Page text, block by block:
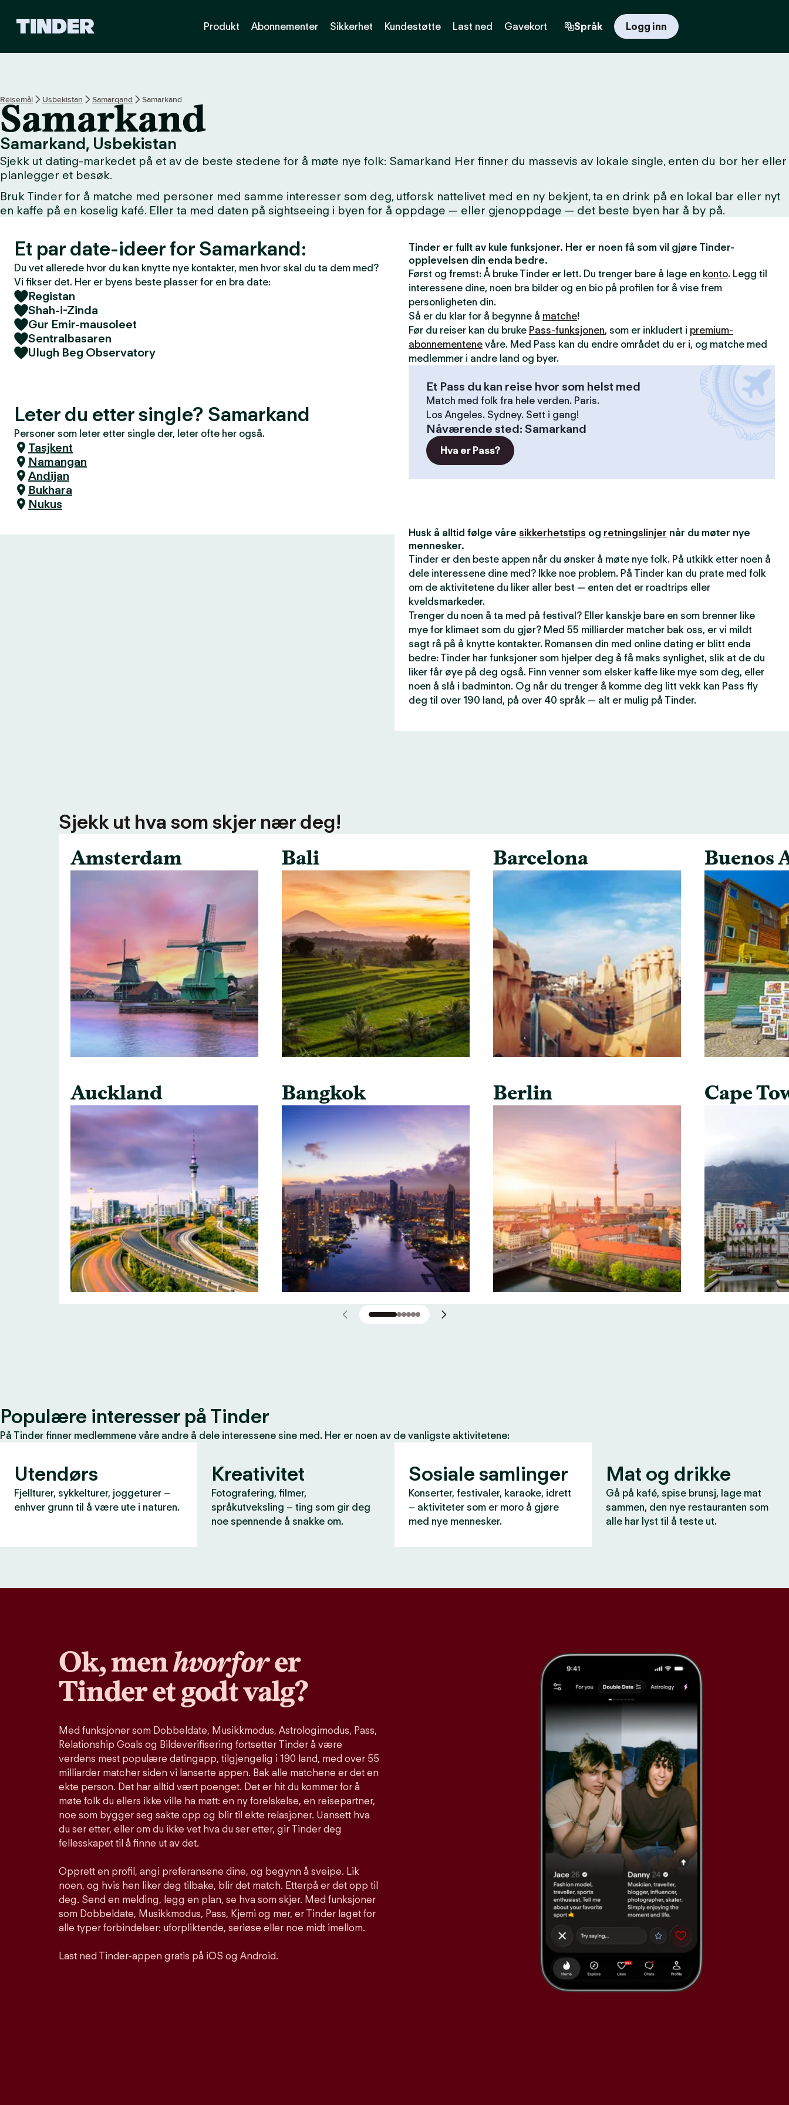
s
h
e
m
m
e
i
d
Produkt Abonnementer Sikkerhet Kundestøtte Last ned Gavekort Språk Logg inn
Reisemål Usbekistan Samarqand Samarkand
Samarkand
Samarkand, Usbekistan
Sjekk ut dating-markedet på et av de beste stedene for å møte nye folk: Samarkand Her finner du massevis av lokale single, enten du bor her eller
planlegger et besøk.
Bruk Tinder for å matche med personer med samme interesser som deg, utforsk nattelivet med en ny bekjent, ta en drink på en lokal bar eller nyt
en kaffe på en koselig kafé. Eller ta med daten på sightseeing i byen for å oppdage — eller gjenoppdage — det beste byen har å by på.
Et par date-ideer for Samarkand:
Du vet allerede hvor du kan knytte nye kontakter, men hvor skal du ta dem med?
Vi fikser det. Her er byens beste plasser for en bra date:
Registan
Shah-i-Zinda
Gur Emir-mausoleet
Sentralbasaren
Ulugh Beg Observatory
Leter du etter single? Samarkand
Personer som leter etter single der, leter ofte her også.
Tasjkent
Namangan
Andijan
Bukhara
Nukus
Tinder er fullt av kule funksjoner. Her er noen få som vil gjøre Tinder-
opplevelsen din enda bedre.
Først og fremst: Å bruke Tinder er lett. Du trenger bare å lage en konto. Legg til
interessene dine, noen bra bilder og en bio på profilen for å vise frem
personligheten din.
Så er du klar for å begynne å matche!
Før du reiser kan du bruke Pass-funksjonen, som er inkludert i premium-
abonnementene våre. Med Pass kan du endre området du er i, og matche med
medlemmer i andre land og byer.
Et Pass du kan reise hvor som helst med
Match med folk fra hele verden. Paris.
Los Angeles. Sydney. Sett i gang!
Nåværende sted: Samarkand
Hva er Pass?
Husk å alltid følge våre sikkerhetstips og retningslinjer når du møter nye
mennesker.
Tinder er den beste appen når du ønsker å møte nye folk. På utkikk etter noen å
dele interessene dine med? Ikke noe problem. På Tinder kan du prate med folk
om de aktivitetene du liker aller best — enten det er roadtrips eller
kveldsmarkeder.
Trenger du noen å ta med på festival? Eller kanskje bare en som brenner like
mye for klimaet som du gjør? Med 55 milliarder matcher bak oss, er vi mildt
sagt rå på å knytte kontakter. Romansen din med online dating er blitt enda
bedre: Tinder har funksjoner som hjelper deg å få maks synlighet, slik at de du
liker får øye på deg også. Finn venner som elsker kaffe like mye som deg, eller
noen å slå i badminton. Og når du trenger å komme deg litt vekk kan Pass fly
deg til over 190 land, på over 40 språk — alt er mulig på Tinder.
Sjekk ut hva som skjer nær deg!
Amsterdam
Auckland
Bali
Bangkok
Barcelona
Berlin
Buenos
Cape
Populære interesser på Tinder
På Tinder finner medlemmene våre andre å dele interessene sine med. Her er noen av de vanligste aktivitetene:
Utendørs
Fjellturer, sykkelturer, joggeturer –
enhver grunn til å være ute i naturen.
Kreativitet
Fotografering, filmer,
språkutveksling – ting som gir deg
noe spennende å snakke om.
Sosiale samlinger
Konserter, festivaler, karaoke, idrett
– aktiviteter som er moro å gjøre
med nye mennesker.
Mat og drikke
Gå på kafé, spise brunsj, lage mat
sammen, den nye restauranten som
alle har lyst til å teste ut.
Ok, menhvorforer
Tinder et godt valg?
Med funksjoner som Dobbeldate, Musikkmodus, Astrologimodus, Pass,
Relationship Goals og Bildeverifisering fortsetter Tinder å være
verdens mest populære datingapp, tilgjengelig i 190 land, med over 55
milliarder matcher siden vi lanserte appen. Bak alle matchene er det en
ekte person. Det har alltid vært poenget. Det er hit du kommer for å
møte folk du ellers ikke ville ha møtt: en ny forelskelse, en reisepartner,
noe som bygger seg sakte opp og blir til ekte relasjoner. Uansett hva
du ser etter, eller om du ikke vet hva du ser etter, gir Tinder deg
fellesskapet til å finne ut av det.
Opprett en profil, angi preferansene dine, og begynn å sveipe. Lik
noen, og hvis hen liker deg tilbake, blir det match. Etterpå er det opp til
deg. Send en melding, legg en plan, se hva som skjer. Med funksjoner
som Dobbeldate, Musikkmodus, Pass, Kjemi og mer, er Tinder laget for
alle typer forbindelser: uforpliktende, seriøse eller noe midt imellom.
Last ned Tinder-appen gratis på iOS og Android.